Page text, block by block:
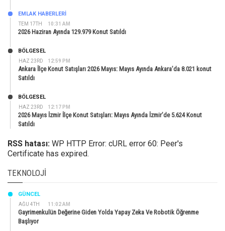
TEM 17TH 10:31 AM
EMLAK HABERLERI
2026 Haziran Ayında 129.979 Konut Satıldı
HAZ 23RD 12:59 PM
BÖLGESEL
Ankara İlçe Konut Satışları 2026 Mayıs: Mayıs Ayında Ankara’da 8.021 konut
Satıldı
HAZ 23RD 12:17 PM
BÖLGESEL
2026 Mayıs İzmir İlçe Konut Satışları: Mayıs Ayında İzmir’de 5.624 Konut
Satıldı
RSS hatası: WP HTTP Error: cURL error 60: Peer's
Certificate has expired.
TEKNOLOJI
AĞU 4TH 11:02 AM
GÜNCEL
Gayrimenkulün Değerine Giden Yolda Yapay Zeka Ve Robotik Öğrenme
Başlıyor